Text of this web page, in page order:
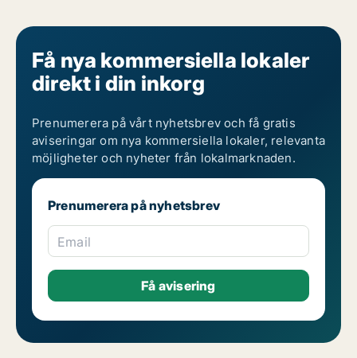
Få nya kommersiella lokaler
direkt i din inkorg
Prenumerera på vårt nyhetsbrev och få gratis
aviseringar om nya kommersiella lokaler, relevanta
möjligheter och nyheter från lokalmarknaden.
Prenumerera på nyhetsbrev
Email